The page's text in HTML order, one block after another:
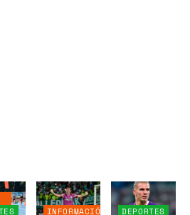
INFORMACIÓN
DEPORTES